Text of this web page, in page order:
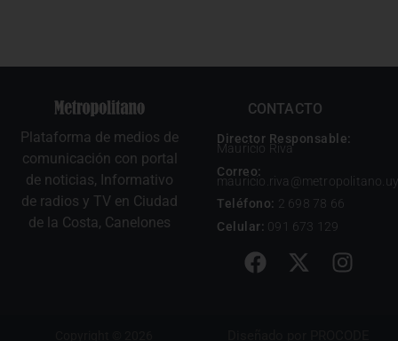
Plataforma de medios de
comunicación con portal
de noticias, Informativo
de radios y TV en Ciudad
de la Costa, Canelones
CONTACTO
Director Responsable:
Mauricio Riva
Correo:
mauricio.riva@metropolitano.uy
Teléfono: 2 698 78 66
Celular: 091 673 129